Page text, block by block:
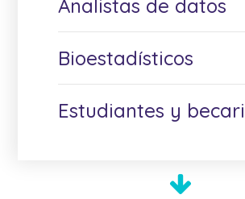
Analistas de datos
Bioestadísticos
Estudiantes y